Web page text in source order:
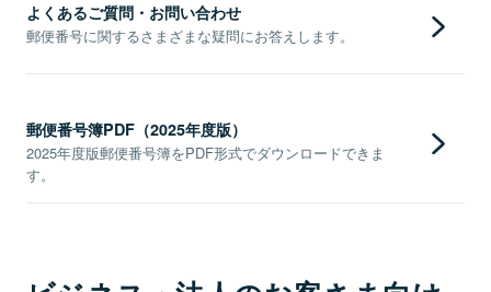
よくあるご質問・お問い合わせ
郵便番号に関するさまざまな疑問にお答えします。
郵便番号簿PDF（2025年度版）
2025年度版郵便番号簿をPDF形式でダウンロードできま
す。